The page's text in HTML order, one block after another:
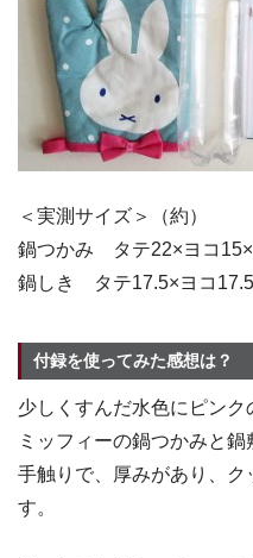
＜実測サイズ＞（約）
鍋つかみ タテ22×ヨコ15×
鍋しき タテ17.5×ヨコ
付録を使ってみた感想は？
少しくすんだ水色にピン
ミッフィーの鍋つかみと
手触りで、厚みがあり、
す。